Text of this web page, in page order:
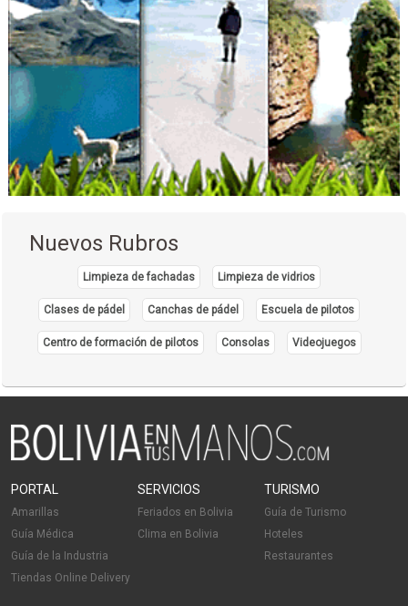
Nuevos Rubros
Limpieza de fachadas Limpieza de vidrios
Clases de pádel Canchas de pádel Escuela de pilotos
Centro de formación de pilotos Consolas Videojuegos
PORTAL
Amarillas
Guía Médica
Guía de la Industria
Tiendas Online Delivery
SERVICIOS
Feriados en Bolivia
Clima en Bolivia
TURISMO
Guía de Turismo
Hoteles
Restaurantes